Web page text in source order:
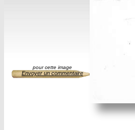
pour cette image
Envoyer un commentaire